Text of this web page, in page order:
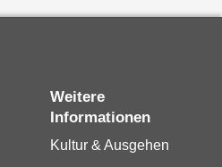
Weitere
Informationen
Kultur & Ausgehen